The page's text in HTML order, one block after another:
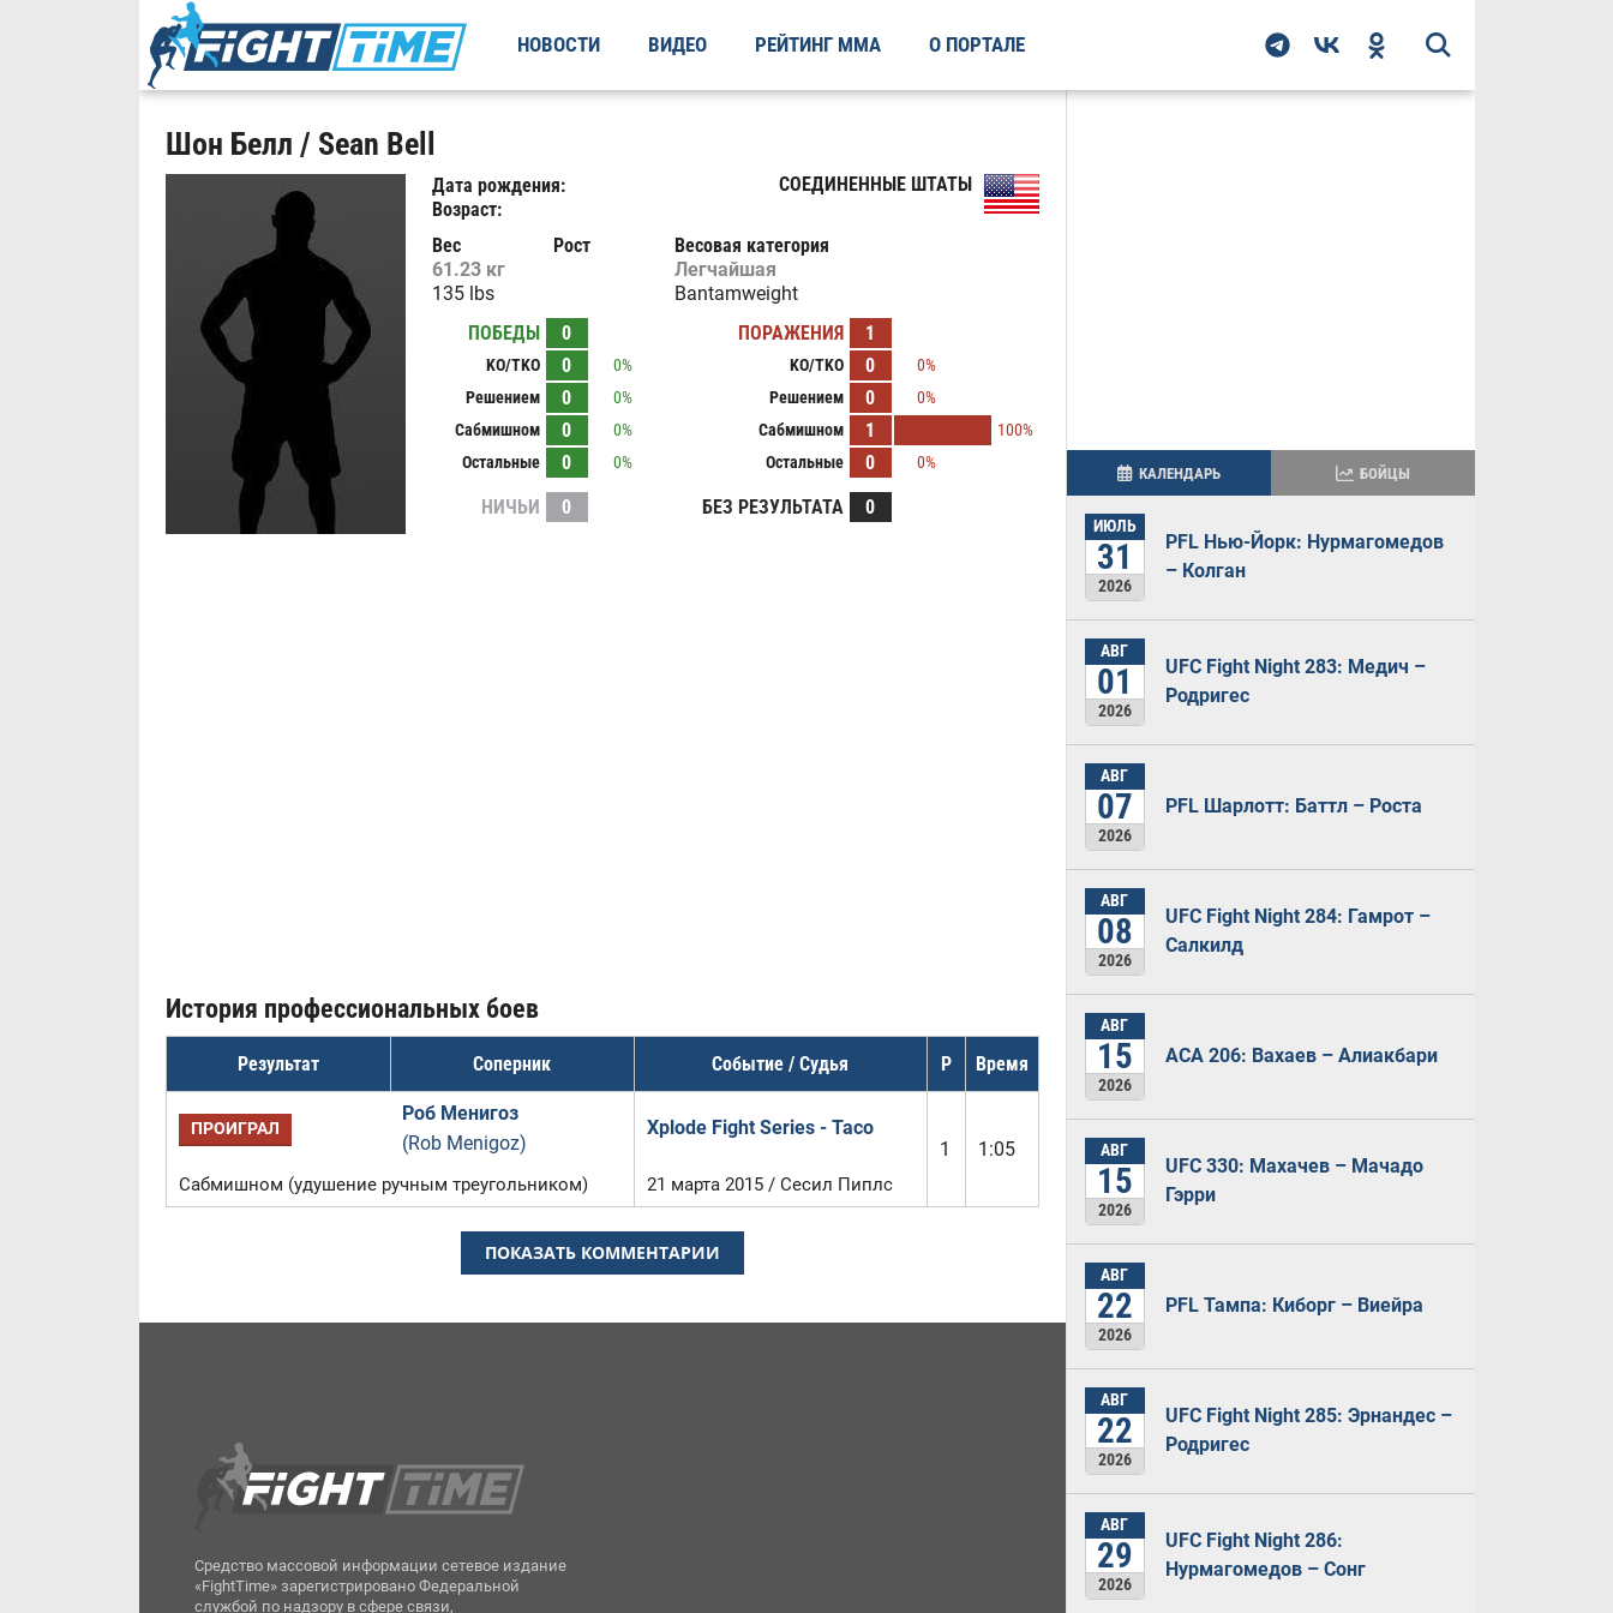
НОВОСТИ ВИДЕО РЕЙТИНГ ММА О ПОРТАЛЕ
Шон Белл / Sean Bell
Дата рождения:
Возраст:
СОЕДИНЕННЫЕ ШТАТЫ
Вес
61.23 кг
135 lbs
Рост
Весовая категория
Легчайшая
Bantamweight
ПОБЕДЫ
0
KO/TKO 0
0%
Решением
0
0%
Сабмишном
0
0%
Остальные
0 0%
ПОРАЖЕНИЯ 1
KO/TKO 0
0%
Решением
0
0%
Сабмишном
1
100%
Остальные
0 0%
НИЧЬИ 0 БЕЗ РЕЗУЛЬТАТА 0
История профессиональных боев
Результат Соперник Событие / Судья Р Время
ПРОИГРАЛ
Роб Менигоз
(Rob Menigoz)
Xplode Fight Series - Taco
1
1:05
Сабмишном (удушение ручным треугольником) 21 марта 2015 / Сесил Пиплс
ПОКАЗАТЬ КОММЕНТАРИИ
КАЛЕНДАРЬ БОЙЦЫ
ИЮЛЬ
31
2026
PFL Нью-Йорк: Нурмагомедов
– Колган
АВГ
01
2026
UFC Fight Night 283: Медич –
Родригес
АВГ
07
2026
PFL Шарлотт: Баттл – Роста
АВГ
08
2026
UFC Fight Night 284: Гамрот –
Салкилд
АВГ
15
2026
ACA 206: Вахаев – Алиакбари
АВГ
15
2026
UFC 330: Махачев – Мачадо
Гэрри
АВГ
22
2026
PFL Тампа: Киборг – Виейра
АВГ
22
2026
UFC Fight Night 285: Эрнандес –
Родригес
АВГ
29
2026
UFC Fight Night 286:
Нурмагомедов – Сонг
Средство массовой информации сетевое издание
«FightTime» зарегистрировано Федеральной
службой по надзору в сфере связи,